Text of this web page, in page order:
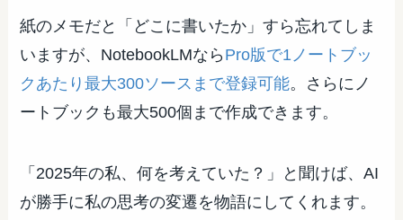
紙のメモだと「どこに書いたか」すら忘れてしま
いますが、NotebookLMなら Pro版で1ノートブッ
クあたり最大300ソースまで登録可能。さらにノ
ートブックも最大500個まで作成できます。
「2025年の私、何を考えていた？」と聞けば、AI
が勝手に私の思考の変遷を物語にしてくれます。